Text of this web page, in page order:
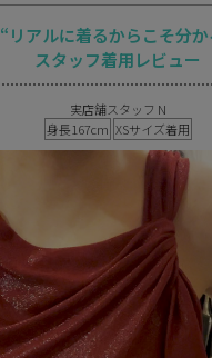
“リアルに着るからこそ分か
スタッフ着用レビュー
実店舗スタッフ N
身長167cm XSサイズ着用